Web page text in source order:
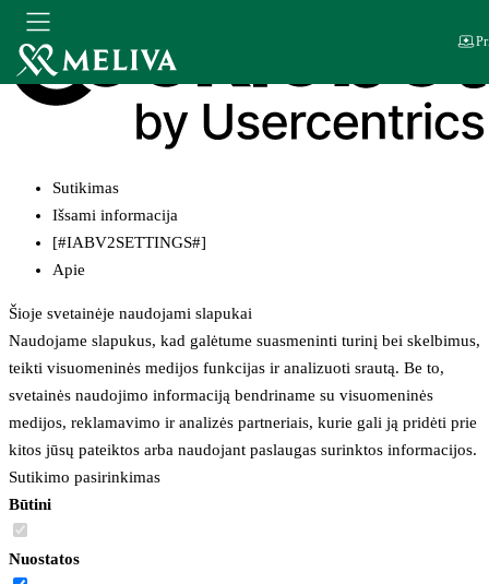
Sutikimas
Išsami informacija
[#IABV2SETTINGS#]
Apie
Šioje svetainėje naudojami slapukai
Naudojame slapukus, kad galėtume suasmeninti turinį bei skelbimus,
teikti visuomeninės medijos funkcijas ir analizuoti srautą. Be to,
svetainės naudojimo informaciją bendriname su visuomeninės
medijos, reklamavimo ir analizės partneriais, kurie gali ją pridėti prie
kitos jūsų pateiktos arba naudojant paslaugas surinktos informacijos.
Sutikimo pasirinkimas
Būtini
Nuostatos